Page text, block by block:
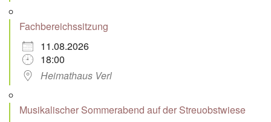
Fachbereichssitzung
11.08.2026
18:00
Heimathaus Verl
Musikalischer Sommerabend auf der Streuobstwiese